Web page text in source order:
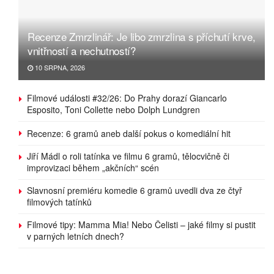
Recenze Zmrzlinář: Je libo zmrzlina s příchutí krve,
vnitřností a nechutností?
10 SRPNA, 2026
Filmové události #32/26: Do Prahy dorazí Giancarlo
Esposito, Toni Collette nebo Dolph Lundgren
Recenze: 6 gramů aneb další pokus o komediální hit
Jiří Mádl o roli tatínka ve filmu 6 gramů, tělocvičně či
improvizaci během „akčních“ scén
Slavnosní premiéru komedie 6 gramů uvedli dva ze čtyř
filmových tatínků
Filmové tipy: Mamma Mia! Nebo Čelisti – jaké filmy si pustit
v parných letních dnech?